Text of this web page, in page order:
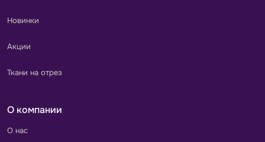
Новинки
Акции
Ткани на отрез
О компании
О нас